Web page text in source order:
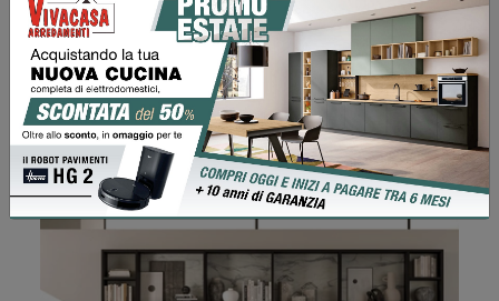
LOGICO DAY 29
Richiedi Prezzo